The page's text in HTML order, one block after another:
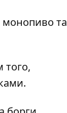
монопиво та
того,
.